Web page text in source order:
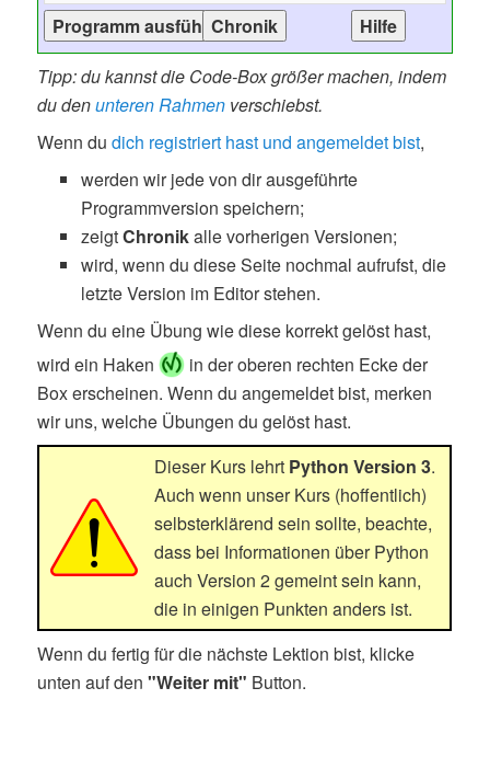
Tipp: du kannst die Code-Box größer machen, indem
du denunteren Rahmen verschiebst.
Wenn dudich registriert hast und angemeldet bist,
werden wir jede von dir ausgeführte
Programmversion speichern;
zeigtChronikalle vorherigen Versionen;
wird, wenn du diese Seite nochmal aufrufst, die
letzte Version im Editor stehen.
Wenn du eine Übung wie diese korrekt gelöst hast,
wird ein Haken
in der oberen rechten Ecke der
Box erscheinen. Wenn du angemeldet bist, merken
wir uns, welche Übungen du gelöst hast.
Dieser Kurs lehrt Python Version 3.
Auch wenn unser Kurs (hoffentlich)
selbsterklärend sein sollte, beachte,
dass bei Informationen über Python
auch Version 2 gemeint sein kann,
die in einigen Punkten anders ist.
Wenn du fertig für die nächste Lektion bist, klicke
unten auf den"Weiter mit" Button.